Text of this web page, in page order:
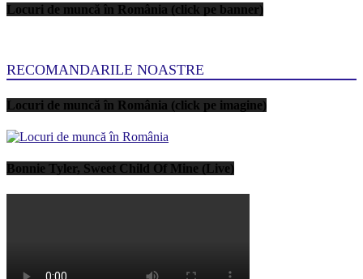
Locuri de muncă în România (click pe banner)
RECOMANDARILE NOASTRE
Locuri de muncă în România (click pe imagine)
Bonnie Tyler, Sweet Child Of Mine (Live)